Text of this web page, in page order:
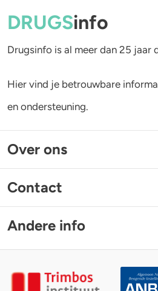
DRUGSinfo
Drugsinfo is al meer dan 25 jaar
Hier vind je betrouwbare
en ondersteuning.
Over ons
Contact
Andere info